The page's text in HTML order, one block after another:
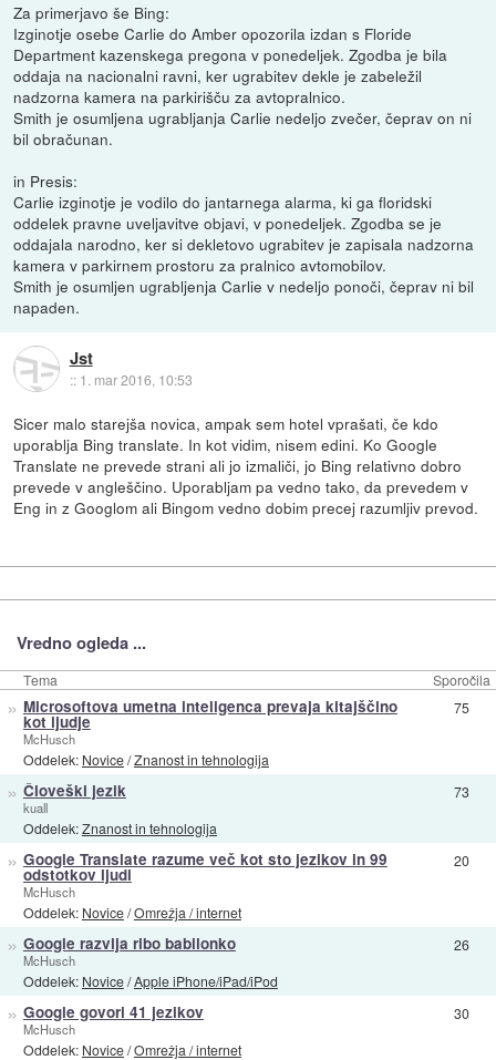
Za primerjavo še Bing:
Izginotje osebe Carlie do Amber opozorila izdan s Floride
Department kazenskega pregona v ponedeljek. Zgodba je bila
oddaja na nacionalni ravni, ker ugrabitev dekle je zabeležil
nadzorna kamera na parkirišču za avtopralnico.
Smith je osumljena ugrabljanja Carlie nedeljo zvečer, čeprav on ni
bil obračunan.
in Presis:
Carlie izginotje je vodilo do jantarnega alarma, ki ga floridski
oddelek pravne uveljavitve objavi, v ponedeljek. Zgodba se je
oddajala narodno, ker si dekletovo ugrabitev je zapisala nadzorna
kamera v parkirnem prostoru za pralnico avtomobilov.
Smith je osumljen ugrabljenja Carlie v nedeljo ponoči, čeprav ni bil
napaden.
Jst
:: 1. mar 2016, 10:53
Sicer malo starejša novica, ampak sem hotel vprašati, če kdo
uporablja Bing translate. In kot vidim, nisem edini. Ko Google
Translate ne prevede strani ali jo izmaliči, jo Bing relativno dobro
prevede v angleščino. Uporabljam pa vedno tako, da prevedem v
Eng in z Googlom ali Bingom vedno dobim precej razumljiv prevod.
Vredno ogleda ...
Tema Sporočila
» Microsoftova umetna inteligenca prevaja kitajščino
kot ljudje
McHusch
Oddelek: Novice/Znanost in tehnologija
75
» Človeški jezik
kuall
Oddelek:Znanost in tehnologija
73
» Google Translate razume več kot sto jezikov in 99
odstotkov ljudi
McHusch
Oddelek: Novice/Omrežja / internet
20
» Google razvija ribo babilonko
McHusch
Oddelek: Novice/Apple iPhone/iPad/iPod
26
» Google govori 41 jezikov
McHusch
Oddelek: Novice/Omrežja / internet
30